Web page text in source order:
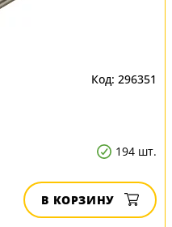
296351
194 шт.
В КОРЗИНУ